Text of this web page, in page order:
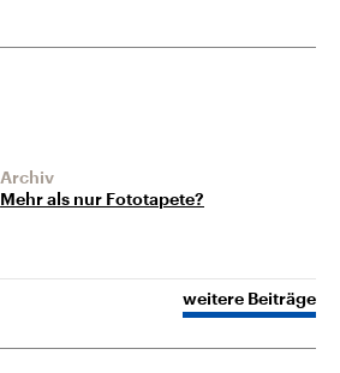
Archiv
Mehr als nur Fototapete?
weitere Beiträge